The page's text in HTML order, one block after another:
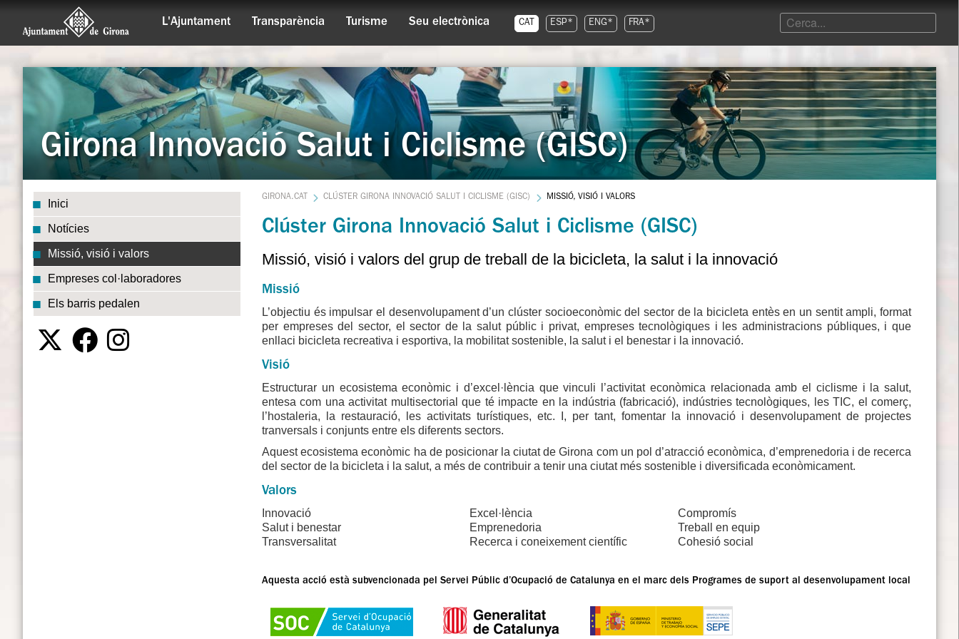
L'Ajuntament Transparència Turisme Seu electrònica CAT ESP* ENG* FRA*
Girona Innovació Salut i Ciclisme (GISC)
Inici
Notícies
Missió, visió i valors
Empreses col·laboradores
Els barris pedalen
GIRONA.CAT CLÚSTER GIRONA INNOVACIÓ SALUT I CICLISME (GISC) MISSIÓ, VISIÓ I VALORS
Clúster Girona Innovació Salut i Ciclisme (GISC)
Missió, visió i valors del grup de treball de la bicicleta, la salut i la innovació
Missió
L’objectiu és impulsar el desenvolupament d’un clúster socioeconòmic del sector de la bicicleta entès en un sentit ampli, format
per empreses del sector, el sector de la salut públic i privat, empreses tecnològiques i les administracions públiques, i que
enllaci bicicleta recreativa i esportiva, la mobilitat sostenible, la salut i el benestar i la innovació.
Visió
Estructurar un ecosistema econòmic i d’excel·lència que vinculi l’activitat econòmica relacionada amb el ciclisme i la salut,
entesa com una activitat multisectorial que té impacte en la indústria (fabricació), indústries tecnològiques, les TIC, el comerç,
l’hostaleria, la restauració, les activitats turístiques, etc. I, per tant, fomentar la innovació i desenvolupament de projectes
tranversals i conjunts entre els diferents sectors.
Aquest ecosistema econòmic ha de posicionar la ciutat de Girona com un pol d’atracció econòmica, d’emprenedoria i de recerca
del sector de la bicicleta i la salut, a més de contribuir a tenir una ciutat més sostenible i diversificada econòmicament.
Valors
Innovació
Salut i benestar
Transversalitat
Excel·lència
Emprenedoria
Recerca i coneixement científic
Compromís
Treball en equip
Cohesió social
Aquesta acció està subvencionada pel Servei Públic d’Ocupació de Catalunya en el marc dels Programes de suport al desenvolupament local